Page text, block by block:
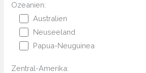
Ozeanien:
Australien
Neuseeland
Papua-Neuguinea
Zentral-Amerika: